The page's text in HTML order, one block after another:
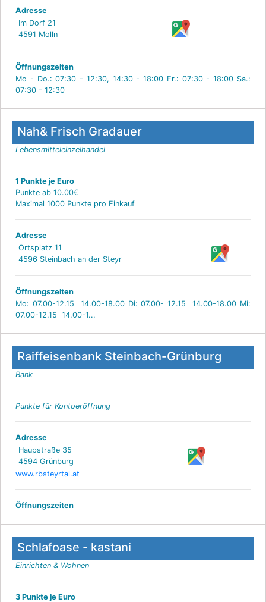
Adresse
Im Dorf 21
4591 Molln
Öffnungszeiten
Mo - Do.: 07:30 - 12:30, 14:30 - 18:00 Fr.: 07:30 - 18:00 Sa.:
07:30 - 12:30
Nah& Frisch Gradauer
Lebensmitteleinzelhandel
1 Punkte je Euro
Punkte ab 10.00€
Maximal 1000 Punkte pro Einkauf
Adresse
Ortsplatz 11
4596 Steinbach an der Steyr
Öffnungszeiten
Mo: 07.00-12.15 14.00-18.00 Di: 07.00- 12.15 14.00-18.00 Mi:
07.00-12.15 14.00-1...
Raiffeisenbank Steinbach-Grünburg
Bank
Punkte für Kontoeröffnung
Adresse
Haupstraße 35
4594 Grünburg
www.rbsteyrtal.at
Öffnungszeiten
Schlafoase - kastani
Einrichten & Wohnen
3 Punkte je Euro